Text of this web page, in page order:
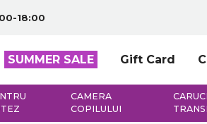
18:00
SUMMER SALE Gift Card
CAMERA
COPILULUI